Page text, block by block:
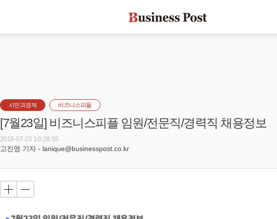
시민과경제 비즈니스피플
[7월23일] 비즈니스피플 임원/전문직/경력직 채용정보
2018-07-23 10:28:55
고진영 기자 - lanique@businesspost.co.kr